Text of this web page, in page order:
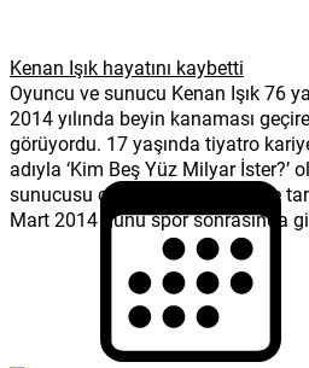
Kenan Işık hayatını kaybetti
Oyuncu ve sunucu Kenan Işık 76
2014 yılında beyin kanaması
görüyordu. 17 yaşında tiyatro
adıyla ‘Kim Beş Yüz Milyar İster?’
sunucusu olarak geniş kitlelerce
Mart 2014 günü spor sonrasında